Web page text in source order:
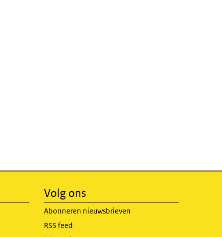
Volg ons
Abonneren nieuwsbrieven
RSS feed